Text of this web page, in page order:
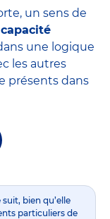
un sens de
capacité
une logique
les autres
présents dans
bien qu’elle
particuliers de